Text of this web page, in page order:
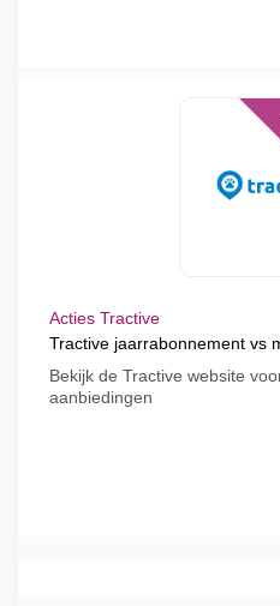
Acties Tractive
Tractive jaarrabonnement vs
Bekijk de Tractive website
aanbiedingen